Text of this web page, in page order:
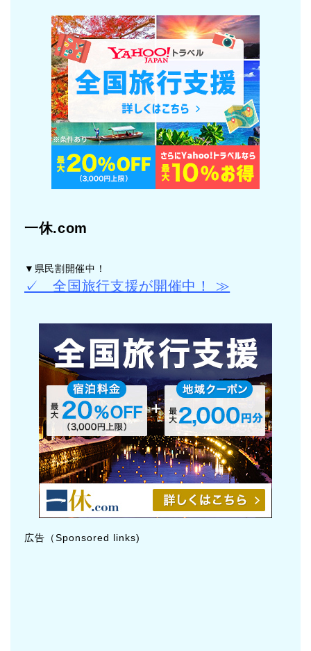
一休.com
▼県民割開催中！
✓ 全国旅行支援が開催中！ ≫
広告（Sponsored links)